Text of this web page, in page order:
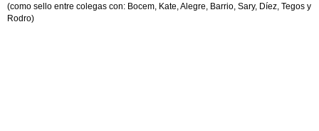
(como sello entre colegas con: Bocem, Kate, Alegre, Barrio, Sary, Díez, Tegos y
Rodro)